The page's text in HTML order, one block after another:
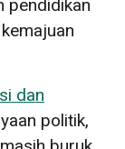
pendidikan
dan
politik,